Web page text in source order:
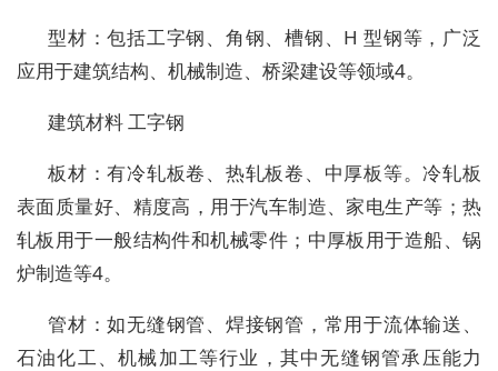
型材：包括工字钢、角钢、槽钢、H 型钢等，广泛
应用于建筑结构、机械制造、桥梁建设等领域4。
建筑材料 工字钢
板材：有冷轧板卷、热轧板卷、中厚板等。冷轧板
表面质量好、精度高，用于汽车制造、家电生产等；热
轧板用于一般结构件和机械零件；中厚板用于造船、锅
炉制造等4。
管材：如无缝钢管、焊接钢管，常用于流体输送、
石油化工、机械加工等行业，其中无缝钢管承压能力